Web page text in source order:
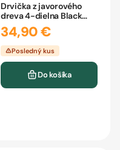
Drvička z javorového
dreva 4-dielna Black
Leaf
34,90 €
Posledný kus
Do košíka